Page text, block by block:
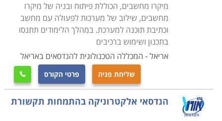
למעשה הבסיס לכל המכשירים בהם אנו עושים שימוש.
היכולת לבנות מערכות בעלות רכיבים פיזיים ייעודיים ובעלי
מטרה, וליצור ביניהם תקשורת בינארית היא למעשה היכולת
שבזכותה קיימים אין ספור מכשירים בעלי פונקציונליות
מרשימה ביותר למען האדם. במסגרת לימודים אלו נלמדת
צורת תקשורת זו לעומקה, ועל בסיסה ניגשים לתחומי
ההתמחות השונים, לומדים כיצד לתכנן מערכת על כל
מרכיביה, וכיצד מתכנתים את פעילותה.
מיקרו מחשבים, הכוללת פיתוח ובניה של מיקרו
מחשבים, שילוב של מערכות לפעולה עם מחשב
וכתיבת תוכנה למערכת. במהלך הלימודים תתנסו
בתכנון ושימוש ברכיבים
אריאל - המכללה הטכנולוגית להנדסאים באריאל
שליחת פניה פרטי הקורס 
הנדסאי אלקטרוניקה בהתמחות תקשורת